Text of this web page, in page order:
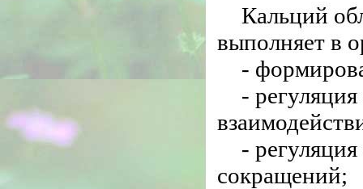
Кальций
выполняет в
-
-
-
сокращений;